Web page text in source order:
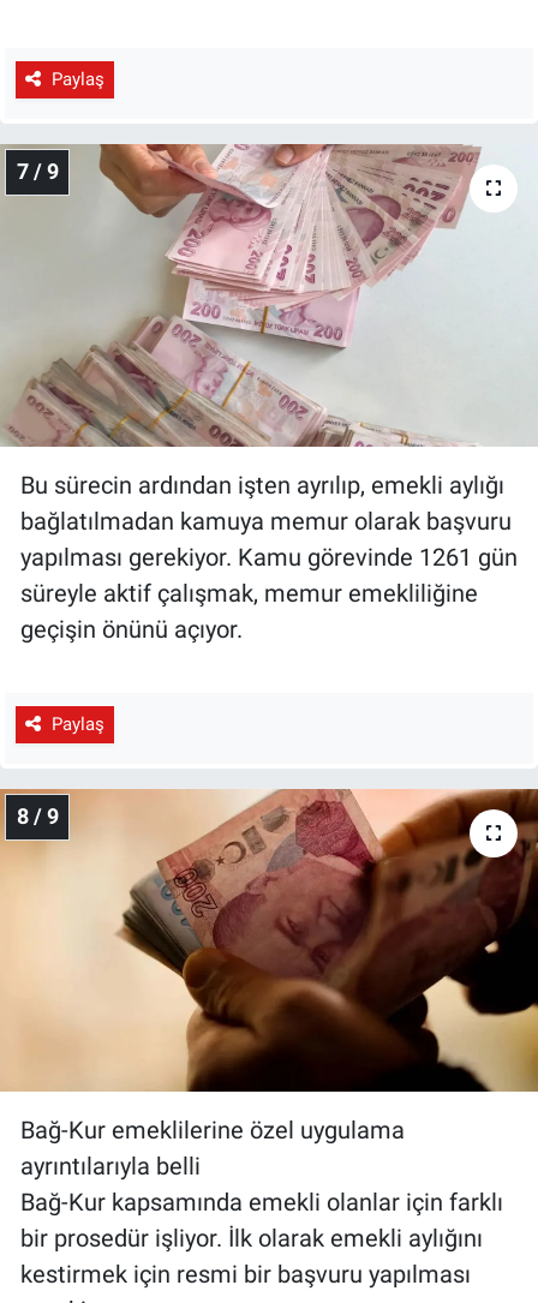
Paylaş
7 / 9
Bu sürecin ardından işten ayrılıp, emekli aylığı
bağlatılmadan kamuya memur olarak başvuru
yapılması gerekiyor. Kamu görevinde 1261 gün
süreyle aktif çalışmak, memur emekliliğine
geçişin önünü açıyor.
Paylaş
8 / 9
Bağ-Kur emeklilerine özel uygulama
ayrıntılarıyla belli
Bağ-Kur kapsamında emekli olanlar için farklı
bir prosedür işliyor. İlk olarak emekli aylığını
kestirmek için resmi bir başvuru yapılması